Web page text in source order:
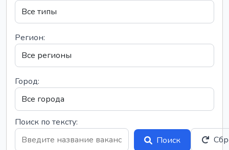
Регион:
Город:
Поиск по тексту:
Поиск